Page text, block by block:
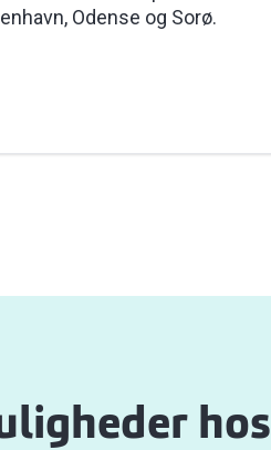
Odense og Sorø.
hos